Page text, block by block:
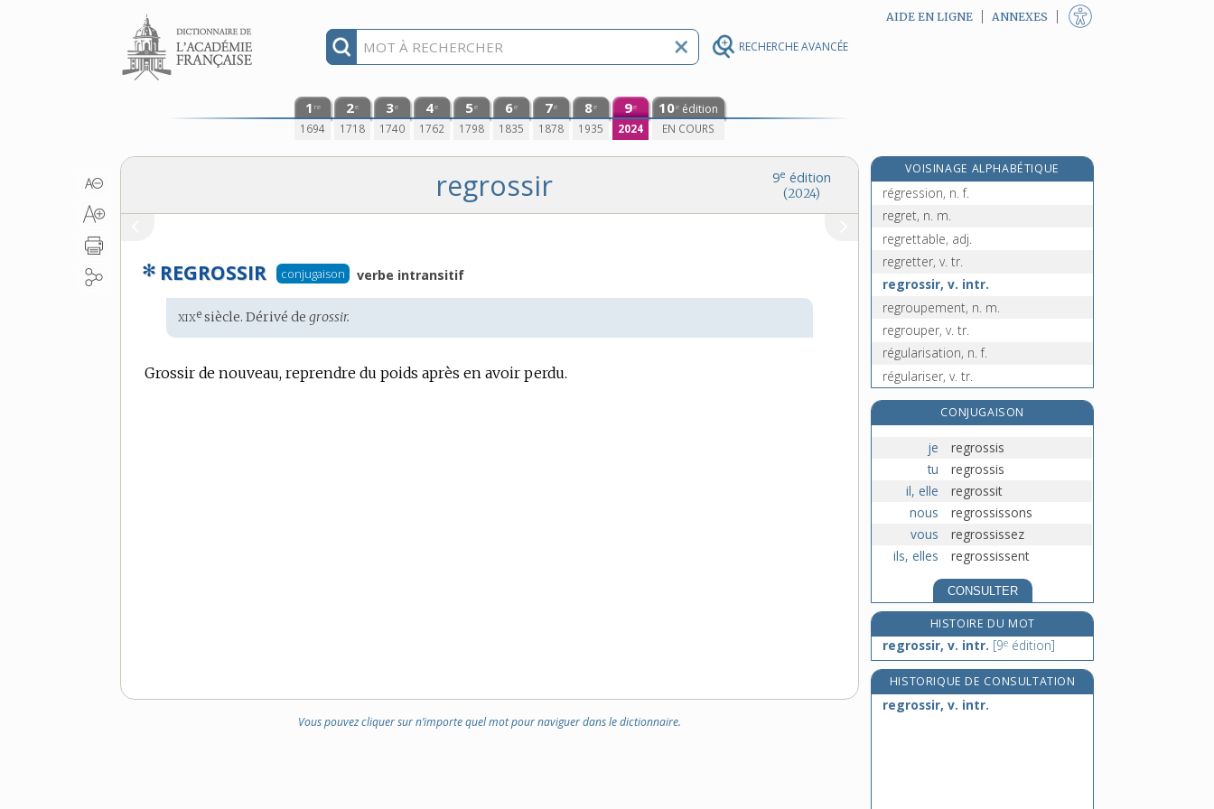
RECHERCHE AVANCÉE
Aller au contenu AIDE EN LIGNE ANNEXES
1 re
1694
2e
1718
3e
1740
4e
1762
5e
1798
6e
1835
7e
1878
8e
1935
9e
2024
10e édition
EN COURS
9e édition
(2024)
regrossir
✻ REGROSSIR conjugaison verbe intransitif
Étymologie
:
xixe siècle. Dérivé degrossir.
Grossir de nouveau, reprendre du poids après en avoir perdu.
Vous pouvez cliquer sur n’importe quel mot pour naviguer dans le dictionnaire.
VOISINAGE ALPHABÉTIQUE
régressif, -ive, adj.
régression, n. f.
regret, n. m.
regrettable, adj.
regretter, v. tr.
regrossir, v. intr.
regroupement, n. m.
regrouper, v. tr.
régularisation, n. f.
régulariser, v. tr.
régularité, n. f.
régulateur, -trice, adj. et n.
régulation, n. f.
régule, n. m.
réguler, v. tr.
CONJUGAISON
je
regrossis
tu
regrossis
il, elle
regrossit
nous
regrossissons
vous
regrossissez
ils, elles
regrossissent
CONSULTER
HISTOIRE DU MOT
regrossir, v. intr. [9e édition]
HISTORIQUE DE CONSULTATION
regrossir, v. intr.